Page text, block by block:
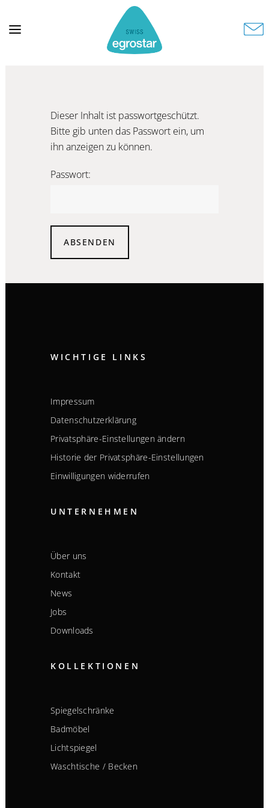
Dieser Inhalt ist passwortgeschützt.
Bitte gib unten das Passwort ein, um
ihn anzeigen zu können.
Passwort:
WICHTIGE LINKS
Impressum
Datenschutzerklärung
Privatsphäre-Einstellungen ändern
Historie der Privatsphäre-Einstellungen
Einwilligungen widerrufen
UNTERNEHMEN
Über uns
Kontakt
News
Jobs
Downloads
KOLLEKTIONEN
Spiegelschränke
Badmöbel
Lichtspiegel
Waschtische / Becken